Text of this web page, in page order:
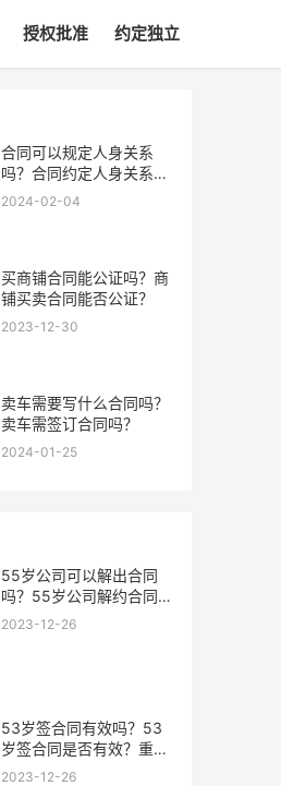
授权批准 约定独立
合同可以规定人身关系
吗？合同约定人身关系的
有效性
2024-02-04
买商铺合同能公证吗？商
铺买卖合同能否公证？
2023-12-30
卖车需要写什么合同吗？
卖车需签订合同吗？
2024-01-25
55岁公司可以解出合同
吗？55岁公司解约合同，
真的可以吗？
2023-12-26
53岁签合同有效吗？53
岁签合同是否有效？重要
细节有哪些？
2023-12-26